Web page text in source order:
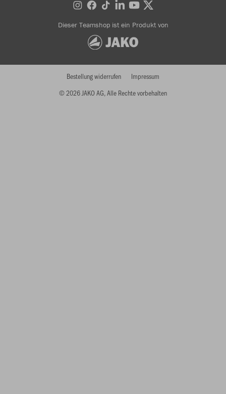
Dieser Teamshop ist ein Produkt von
© 2026 JAKO AG, Alle Rechte vorbehalten
Bestellung widerrufen Impressum